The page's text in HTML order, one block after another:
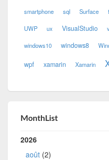
smartphone sql Surface
UWP ux VisualStudio
windows10 windows8
wpf xamarin Xamarin
MonthList
2026
août (2)